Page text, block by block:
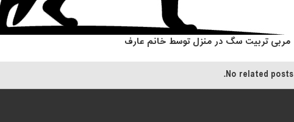
مربی تربیت سگ در منزل توسط خانم عارف
No related posts.